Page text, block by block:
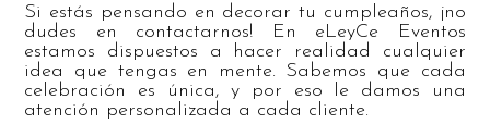
Si estás pensando en decorar tu cumpleaños, ¡no
dudes en contactarnos! En eLeyCe Eventos
estamos dispuestos a hacer realidad cualquier
idea que tengas en mente. Sabemos que cada
celebración es única, y por eso le damos una
atención personalizada a cada cliente.